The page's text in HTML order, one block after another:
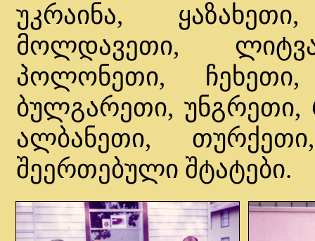
უკრაინა,
მოლდავეთი,
პოლონეთი,
ბულგარეთი, უნგრეთი,
ალბანეთი,
შეერთებული შტატები.